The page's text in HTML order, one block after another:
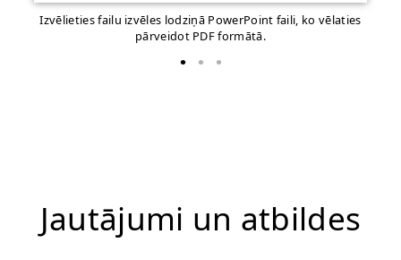
Izvēlieties failu izvēles lodziņā PowerPoint faili, ko vēlaties
pārveidot PDF formātā.
Jautājumi un atbildes